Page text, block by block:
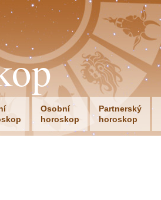
Osobní
horoskop
Partnerský
horoskop